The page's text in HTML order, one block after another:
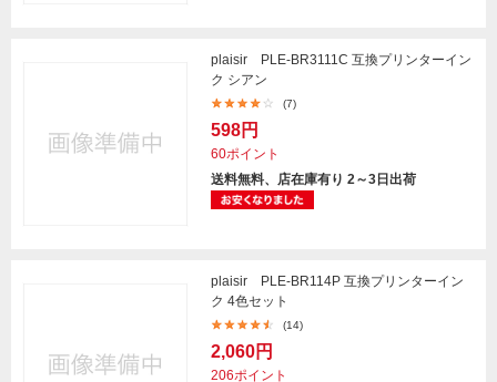
plaisir PLE-BR3111C 互換プリンターイン
ク シアン
(7)
598円
60ポイント
送料無料、店在庫有り 2～3日出荷
plaisir PLE-BR114P 互換プリンターイン
ク 4色セット
(14)
2,060円
206ポイント